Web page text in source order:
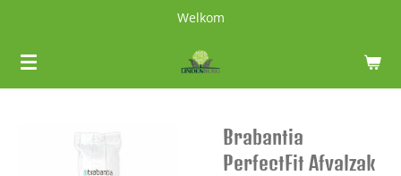
naar
de
Welkom
Brabantia
PerfectFit Afvalzak